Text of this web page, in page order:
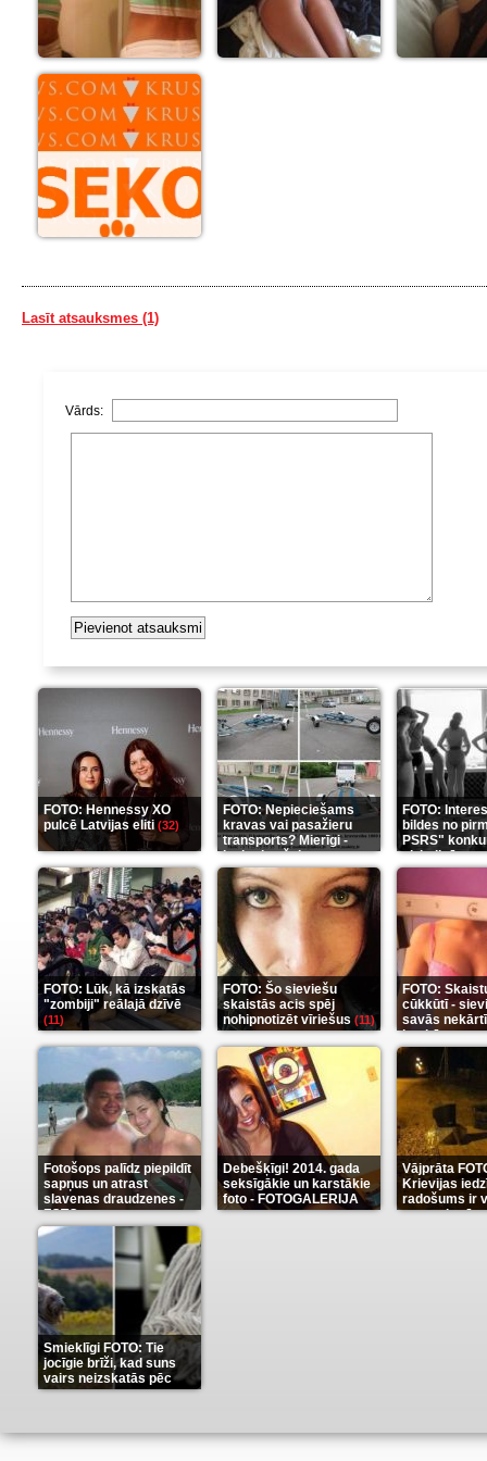
Lasīt atsauksmes (1)
Vārds:
FOTO: Hennessy XO
pulcē Latvijas eliti(32)
FOTO: Nepieciešams
kravas vai pasažieru
transports? Mierīgi -
ieskaties šeit(35)
FOTO:
bildes no
PSRS"
aizkulisēm
FOTO: Lūk, kā izskatās
"zombiji" reālajā dzīvē
(11)
FOTO: Šo sieviešu
skaistās acis spēj
nohipnotizēt vīriešus (11)
FOTO:
cūkkūtī -
savās
istabās(12)
Fotošops palīdz piepildīt
sapņus un atrast
slavenas draudzenes -
FOTO(13)
Debešķīgi! 2014. gada
seksīgākie un karstākie
foto - FOTOGALERIJA
(9)
Vājprāta
Krievijas
radošums ir
Smieklīgi FOTO: Tie
jocīgie brīži, kad suns
vairs neizskatās pēc
suņa(11)